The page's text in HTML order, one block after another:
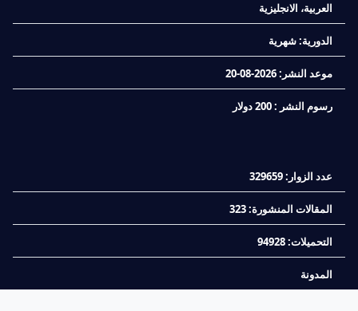
العربية، الانجليزية
الدورية: شهرية
موعد النشر: 2026-08-20
رسوم النشر : 200 دولار
عدد الزوار: 329659
المقالات المنشورة: 323
التحميلات: 94928
المدونة